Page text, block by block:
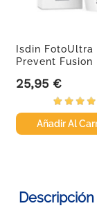
Isdin FotoUltra
Prevent Fusion
Precio
25,95 €
Añadir Al
Descripción